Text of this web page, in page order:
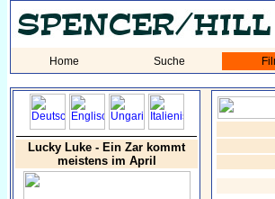
Home Suche
Lucky Luke - Ein Zar kommt
meistens im April